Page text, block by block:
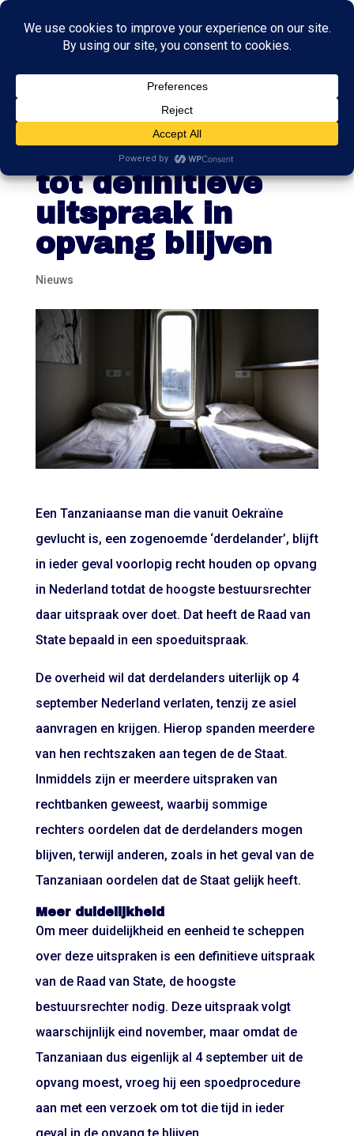
Raad van State:
derdelander mag
tot definitieve
uitspraak in
opvang blijven
Nieuws
Een Tanzaniaanse man die vanuit Oekraïne
gevlucht is, een zogenoemde ‘derdelander’, blijft
in ieder geval voorlopig recht houden op opvang
in Nederland totdat de hoogste bestuursrechter
daar uitspraak over doet. Dat heeft de Raad van
State bepaald in een spoeduitspraak.
De overheid wil dat derdelanders uiterlijk op 4
september Nederland verlaten, tenzij ze asiel
aanvragen en krijgen. Hierop spanden meerdere
van hen rechtszaken aan tegen de de Staat.
Inmiddels zijn er meerdere uitspraken van
rechtbanken geweest, waarbij sommige
rechters oordelen dat de derdelanders mogen
blijven, terwijl anderen, zoals in het geval van de
Tanzaniaan oordelen dat de Staat gelijk heeft.
Meer duidelijkheid
Om meer duidelijkheid en eenheid te scheppen
over deze uitspraken is een definitieve uitspraak
van de Raad van State, de hoogste
bestuursrechter nodig. Deze uitspraak volgt
waarschijnlijk eind november, maar omdat de
Tanzaniaan dus eigenlijk al 4 september uit de
opvang moest, vroeg hij een spoedprocedure
aan met een verzoek om tot die tijd in ieder
geval in de opvang te blijven.